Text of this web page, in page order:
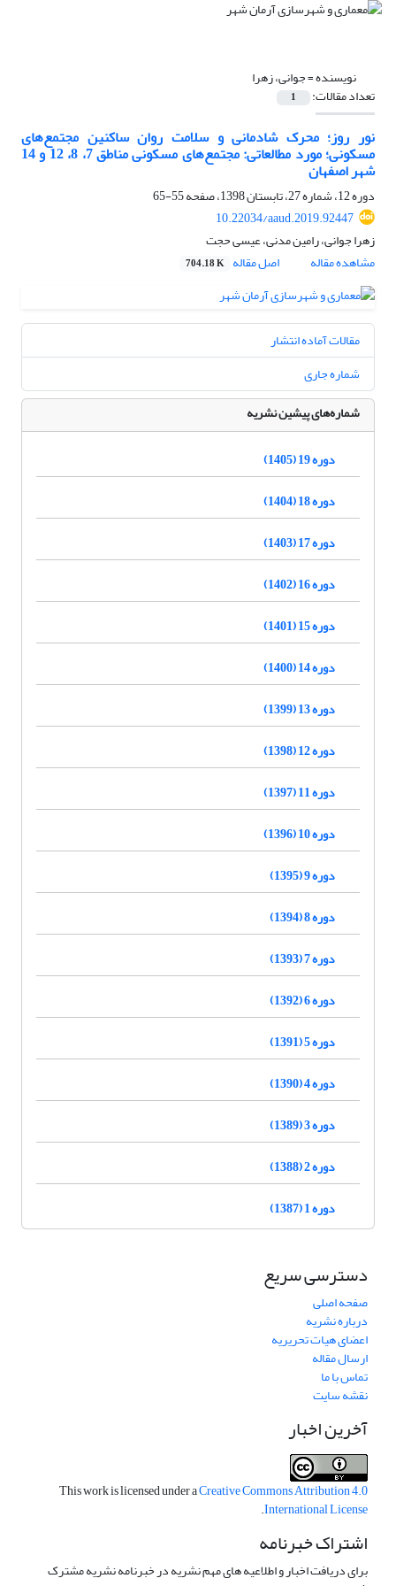
نویسنده =جوانی، زهرا
تعداد مقالات: 1
نور روز؛ محرک شادمانی و سلامت روان ساکنین مجتمع‌های
مسکونی؛ مورد مطالعاتی: مجتمع‌های مسکونی مناطق 7، 8، 12 و 14
شهر اصفهان
دوره 12، شماره 27، تابستان 1398، صفحه
55-65
10.22034/aaud.2019.92447
زهرا جوانی، رامین مدنی، عیسی حجت
مشاهده مقاله
اصل مقاله 704.18 K
مقالات آماده انتشار
شماره جاری
شماره‌های پیشین نشریه
دوره 19 (1405)
دوره 18 (1404)
دوره 17 (1403)
دوره 16 (1402)
دوره 15 (1401)
دوره 14 (1400)
دوره 13 (1399)
دوره 12 (1398)
دوره 11 (1397)
دوره 10 (1396)
دوره 9 (1395)
دوره 8 (1394)
دوره 7 (1393)
دوره 6 (1392)
دوره 5 (1391)
دوره 4 (1390)
دوره 3 (1389)
دوره 2 (1388)
دوره 1 (1387)
دسترسی سریع
صفحه اصلی
درباره نشریه
اعضای هیات تحریریه
ارسال مقاله
تماس با ما
نقشه سایت
آخرین اخبار
This work is licensed under aCreative Commons Attribution 4.0
International License
.
اشتراک خبرنامه
برای دریافت اخبار و اطلاعیه های مهم نشریه در خبرنامه نشریه مشترک